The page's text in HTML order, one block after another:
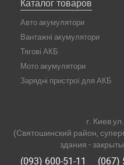
Каталог товаров
Авто акумулятори
Вантажні акумулятори
Тягові АКБ
Мото акумулятори
Зарядні пристрої для АКБ
г. Киев
(Святошинский район,
здания -
(093) 600-51-11 (067)